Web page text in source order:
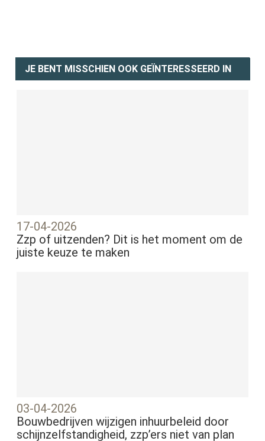
JE BENT MISSCHIEN OOK GEÏNTERESSEERD IN
17-04-2026
Zzp of uitzenden? Dit is het moment om de
juiste keuze te maken
03-04-2026
Bouwbedrijven wijzigen inhuurbeleid door
schijnzelfstandigheid, zzp’ers niet van plan